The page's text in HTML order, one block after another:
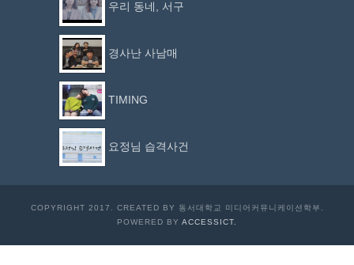
우리 동네, 서구
경사난 사남매
TIMING
요정님 습격사건
COPYRIGHT 2017. CREATED BY 동서대학교 미디어커뮤니케이션학부.
POWERED BY ACCESSICT.